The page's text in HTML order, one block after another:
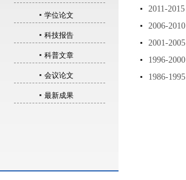
学位论文
科技报告
科普文章
会议论文
最新成果
2011-2015
2006-2010
2001-2005
1996-2000
1986-1995